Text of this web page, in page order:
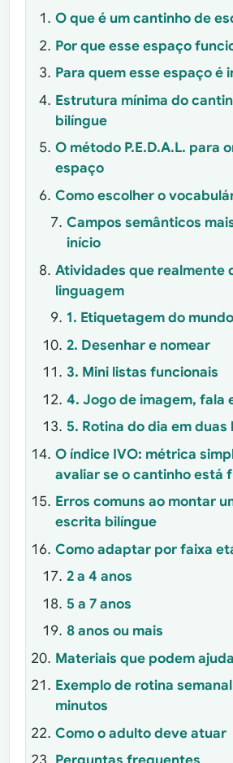
O que é um cantinho de
Por que esse espaço
Para quem esse espaço é
Estrutura mínima do
bilíngue
O método P.E.D.A.L. para
espaço
Como escolher o
Campos semânticos
início
Atividades que realmente
linguagem
1. Etiquetagem do mundo
2. Desenhar e nomear
3. Mini listas funcionais
4. Jogo de imagem, fala
5. Rotina do dia em duas
O índice IVO: métrica
avaliar se o cantinho está
Erros comuns ao montar
escrita bilíngue
Como adaptar por faixa
2 a 4 anos
5 a 7 anos
8 anos ou mais
Materiais que podem
Exemplo de rotina
minutos
Como o adulto deve atuar